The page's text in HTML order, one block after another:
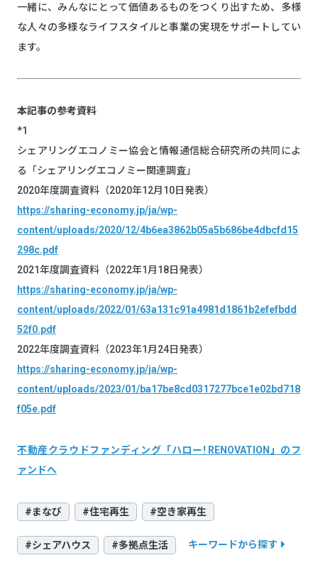
一緒に、みんなにとって価値あるものをつくり出すため、多様
な人々の多様なライフスタイルと事業の実現をサポートしてい
ます。
本記事の参考資料
*1
シェアリングエコノミー協会と情報通信総合研究所の共同によ
る「シェアリングエコノミー関連調査」
2020年度調査資料（2020年12⽉10⽇発表）
https://sharing-economy.jp/ja/wp-
content/uploads/2020/12/4b6ea3862b05a5b686be4dbcfd15
298c.pdf
2021年度調査資料（2022年1⽉18⽇発表）
https://sharing-economy.jp/ja/wp-
content/uploads/2022/01/63a131c91a4981d1861b2efefbdd
52f0.pdf
2022年度調査資料（2023年1⽉24⽇発表）
https://sharing-economy.jp/ja/wp-
content/uploads/2023/01/ba17be8cd0317277bce1e02bd718
f05e.pdf
不動産クラウドファンディング「ハロー! RENOVATION」のフ
ァンドへ
#まなび #住宅再生 #空き家再生
#シェアハウス #多拠点生活 キーワードから探す